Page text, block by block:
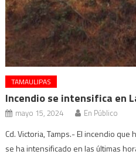
TAMAULIPAS
Incendio se intensifica en
mayo 15, 2024 En Público
Cd. Victoria, Tamps.- El incendio que
se ha intensificado en las últimas